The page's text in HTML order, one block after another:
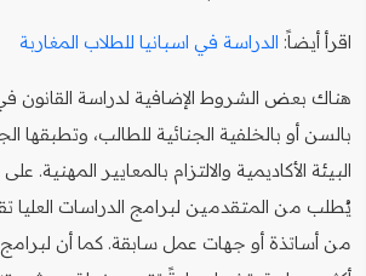
اقرأ أيضاً: الدراسة في اسبانيا للطلاب المغاربة
هناك بعض الشروط الإضافية لدراسة القانون في
بالسن أو بالخلفية الجنائية للطالب، وتطبقها
البيئة الأكاديمية والالتزام بالمعايير المهنية.
يُطلب من المتقدمين لبرامج الدراسات العليا
من أساتذة أو جهات عمل سابقة. كما أن لبرامج